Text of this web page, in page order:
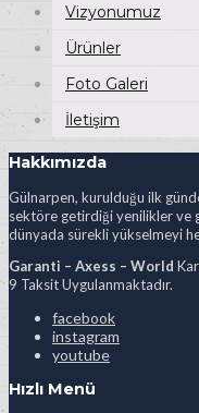
Vizyonumuz
Ürünler
Foto Galeri
İletişim
Hakkımızda
Gülnarpen, kurulduğu ilk
sektöre getirdiği yenilikler ve
dünyada sürekli yükselmeyi
Garanti – Axess – World
9 Taksit Uygulanmaktadır.
facebook
instagram
youtube
Hızlı Menü